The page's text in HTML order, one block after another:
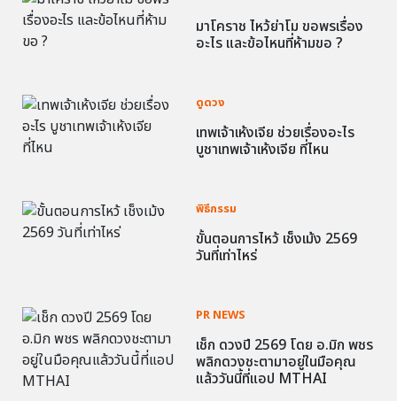
มาโคราช ไหว้ย่าโม ขอพรเรื่อง
อะไร และข้อไหนที่ห้ามขอ ?
ดูดวง
เทพเจ้าเห้งเจีย ช่วยเรื่องอะไร
บูชาเทพเจ้าเห้งเจีย ที่ไหน
พิธีกรรม
ขั้นตอนการไหว้ เช็งเม้ง 2569
วันที่เท่าไหร่
PR NEWS
เช็ก ดวงปี 2569 โดย อ.มิก พชร
พลิกดวงชะตามาอยู่ในมือคุณ
แล้ววันนี้ที่แอป MTHAI